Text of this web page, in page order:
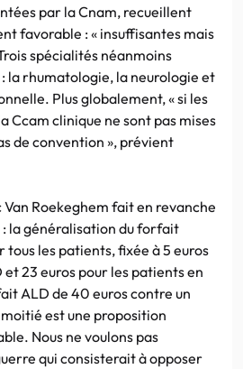
par la Cnam, recueillent
favorable : « insuffisantes mais
spécialités néanmoins
la rhumatologie, la neurologie et
Plus globalement, « si les
Ccam clinique ne sont pas mises
de convention », prévient
Roekeghem fait en revanche
la généralisation du forfait
les patients, fixée à 5 euros
23 euros pour les patients en
ALD de 40 euros contre un
est une proposition
Nous ne voulons pas
qui consisterait à opposer